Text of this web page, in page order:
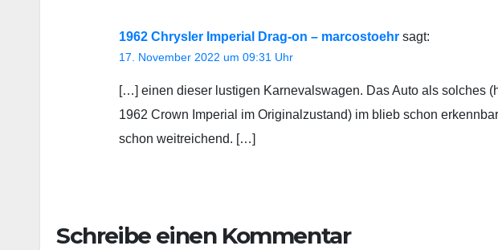
1962 Chrysler Imperial Drag-on – marcostoehr sagt:
17. November 2022 um 09:31 Uhr
[…] einen dieser lustigen Karnevalswagen. Das Auto als solches
1962 Crown Imperial im Originalzustand) im blieb schon
schon weitreichend. […]
Schreibe einen Kommentar